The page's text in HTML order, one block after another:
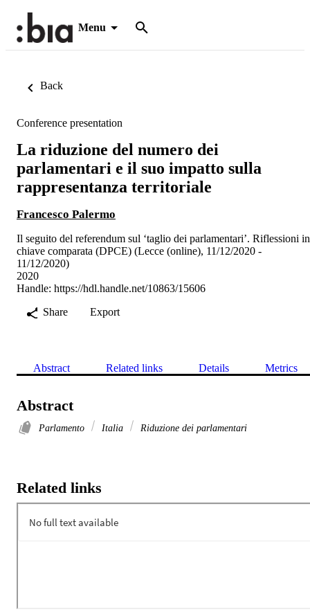
Menu
Back
Conference presentation
La riduzione del numero dei
parlamentari e il suo impatto sulla
rappresentanza territoriale
Francesco Palermo
Il seguito del referendum sul ‘taglio dei parlamentari’. Riflessioni in
chiave comparata (DPCE) (Lecce (online), 11/12/2020 -
11/12/2020)
2020
Handle: https://hdl.handle.net/10863/15606
Share
Export
Abstract Related links Details Metrics
Abstract
Parlamento Italia Riduzione dei parlamentari
Related links